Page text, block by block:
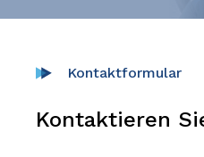
Kontaktformular
Kontaktieren